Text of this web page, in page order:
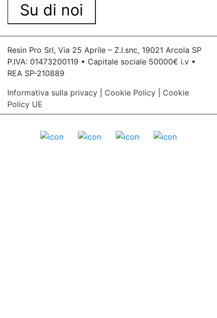
Su di noi
Resin Pro Srl, Via 25 Aprile – Z.I.snc, 19021 Arcola SP
P.IVA: 01473200119 • Capitale sociale 50000€ i.v •
REA SP-210889
Informativa sulla privacy
Cookie Policy
Cookie
Policy UE